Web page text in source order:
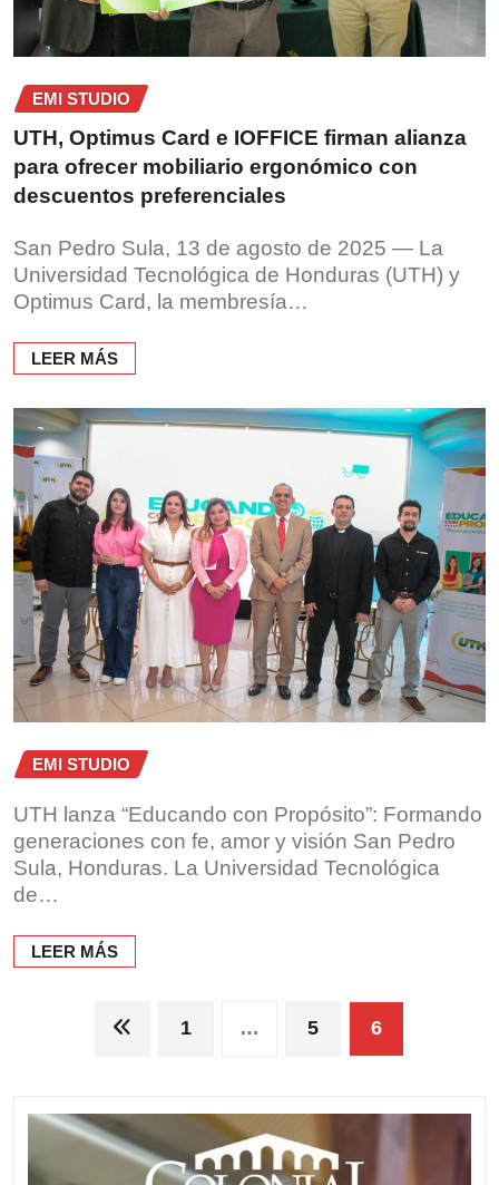
EMI STUDIO
UTH, Optimus Card e IOFFICE firman alianza
para ofrecer mobiliario ergonómico con
descuentos preferenciales
San Pedro Sula, 13 de agosto de 2025 — La
Universidad Tecnológica de Honduras (UTH) y
Optimus Card, la membresía…
LEER MÁS
EMI STUDIO
UTH lanza “Educando con Propósito”: Formando
generaciones con fe, amor y visión San Pedro
Sula, Honduras. La Universidad Tecnológica
de…
LEER MÁS
Paginación
1 … 5 6